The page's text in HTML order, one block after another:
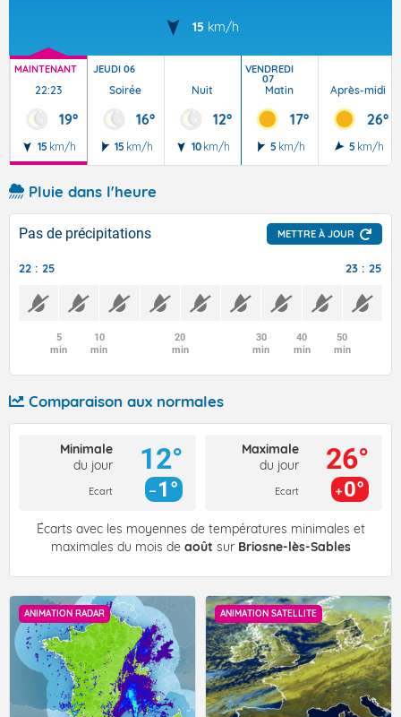
15 km/h
MAINTENANT
22:23
19°
15 km/h
JEUDI 06
Soirée
16°
15 km/h
Nuit
12°
10 km/h
VENDREDI
07
Matin
17°
5 km/h
Après-midi
26°
5 km/h
Pluie dans l'heure
Pas de précipitations METTRE À JOUR
22 : 25 23 : 25
5
min
10
min
20
min
30
min
40
min
50
min
Comparaison aux normales
Minimale
du jour
Ecart
12°
1°
Maximale
du jour
Ecart
26°
0°
Écarts avec les moyennes de températures minimales et
maximales du mois de août sur Briosne-lès-Sables
ANIMATION RADAR ANIMATION SATELLITE